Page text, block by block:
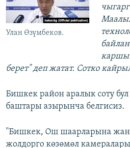
Улан Өзүмбеков.
каршы.
берет" деп жатат. Сотко
Бишкек район аралык соту
баштары азырынча белгисиз.
"Бишкек, Ош шаарларына
жолдорго көзөмөл